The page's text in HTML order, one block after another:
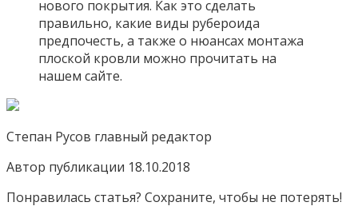
нового покрытия. Как это сделать
правильно, какие виды рубероида
предпочесть, а также о нюансах монтажа
плоской кровли можно прочитать на
нашем сайте.
Степан Русов главный редактор
Автор публикации 18.10.2018
Понравилась статья? Сохраните, чтобы не потерять!